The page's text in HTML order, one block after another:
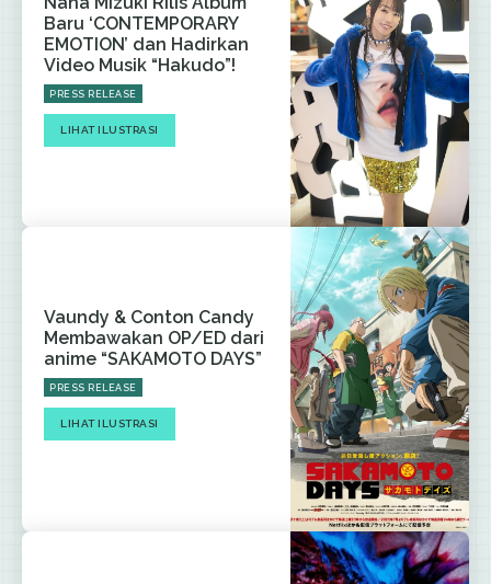
Baru ‘CONTEMPORARY
EMOTION’ dan Hadirkan
Video Musik “Hakudo”!
PRESS RELEASE
LIHAT ILUSTRASI
Vaundy & Conton Candy
Membawakan OP/ED dari
anime “SAKAMOTO DAYS”
PRESS RELEASE
LIHAT ILUSTRASI